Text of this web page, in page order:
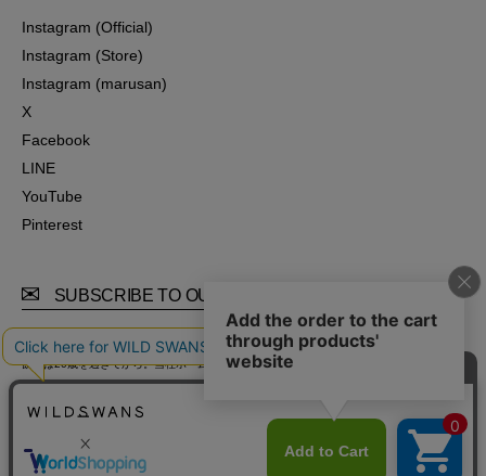
Instagram (Official)
Instagram (Store)
Instagram (marusan)
X
Facebook
LINE
YouTube
Pinterest
SUBSCRIBE TO OUR MAIL MAGAZINE
飲酒は20歳を過ぎてから。当社ホームページでは20歳未満の方への酒類の販売は行ってお
りません。
飲酒運転は法律で禁止されています。妊娠中や授乳時の飲酒は、胎児乳児に悪影響を与え